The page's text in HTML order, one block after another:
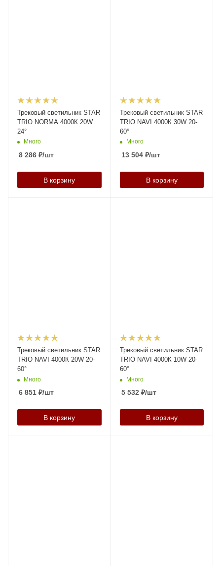
Трековый светильник STAR
TRIO NORMA 4000К 20W
24°
Много
8 286 ₽/шт
В корзину
Трековый светильник STAR
TRIO NAVI 4000К 30W 20-
60°
Много
13 504₽/шт
В корзину
Трековый светильник STAR
TRIO NAVI 4000К 20W 20-
60°
Много
6 851 ₽/шт
В корзину
Трековый светильник STAR
TRIO NAVI 4000К 10W 20-
60°
Много
5 532 ₽/шт
В корзину